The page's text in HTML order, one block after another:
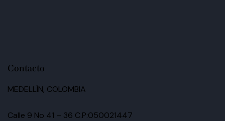
Contacto
MEDELLÍN, COLOMBIA
Calle 9 No 41 – 36 C.P:050021447